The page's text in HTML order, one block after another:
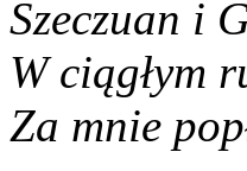
Szeczuan i
W ciągłym
Za mnie